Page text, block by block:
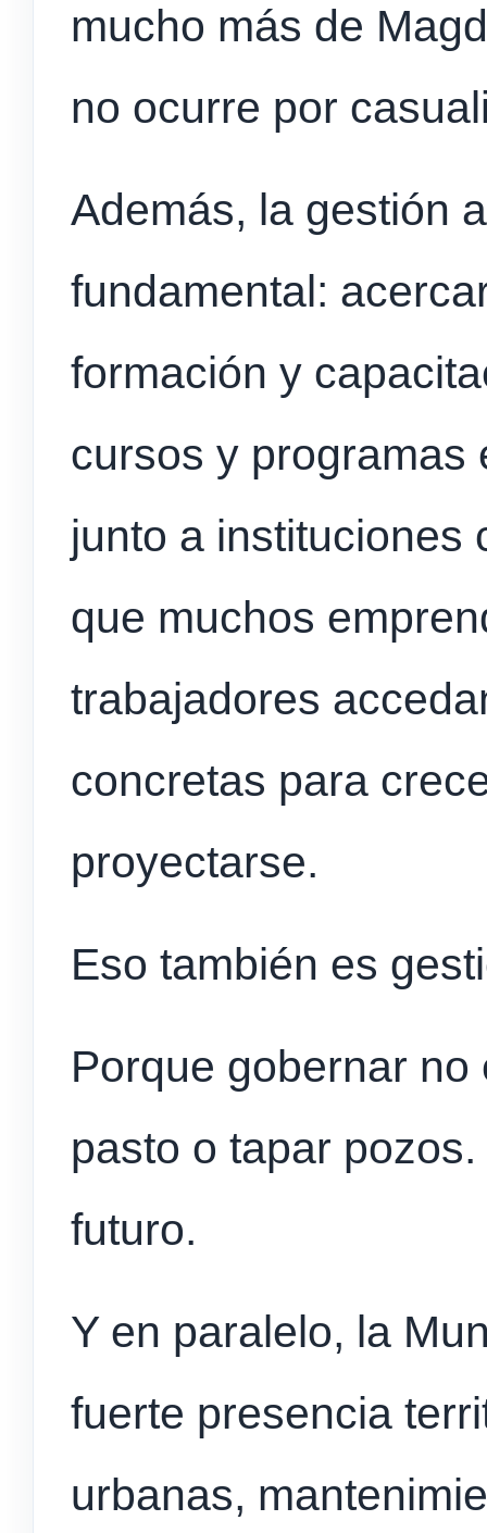
mucho más de
no ocurre por
Además, la gestión
fundamental:
formación y
cursos y programas
junto a instituciones
que muchos
trabajadores
concretas para
proyectarse.
Eso también es
Porque gobernar
pasto o tapar
futuro.
Y en paralelo, la
fuerte presencia
urbanas,